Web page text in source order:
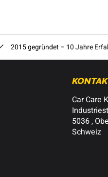
2015 gegründet – 10 Jahre
Car Care
5036 ,
Schweiz